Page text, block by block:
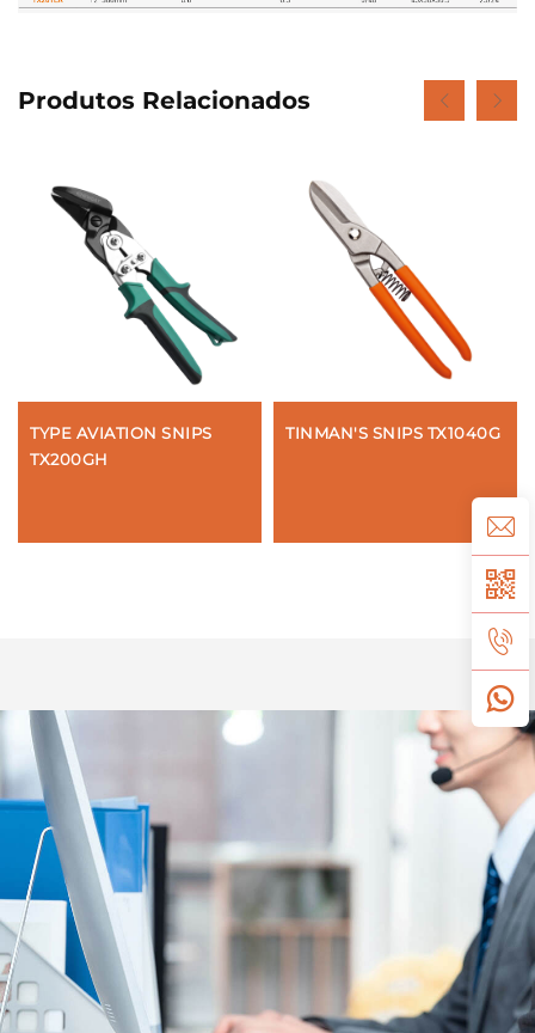
Produtos Relacionados
TYPE AVIATION SNIPS
TX200GH
TINMAN'S SNIPS TX1040G